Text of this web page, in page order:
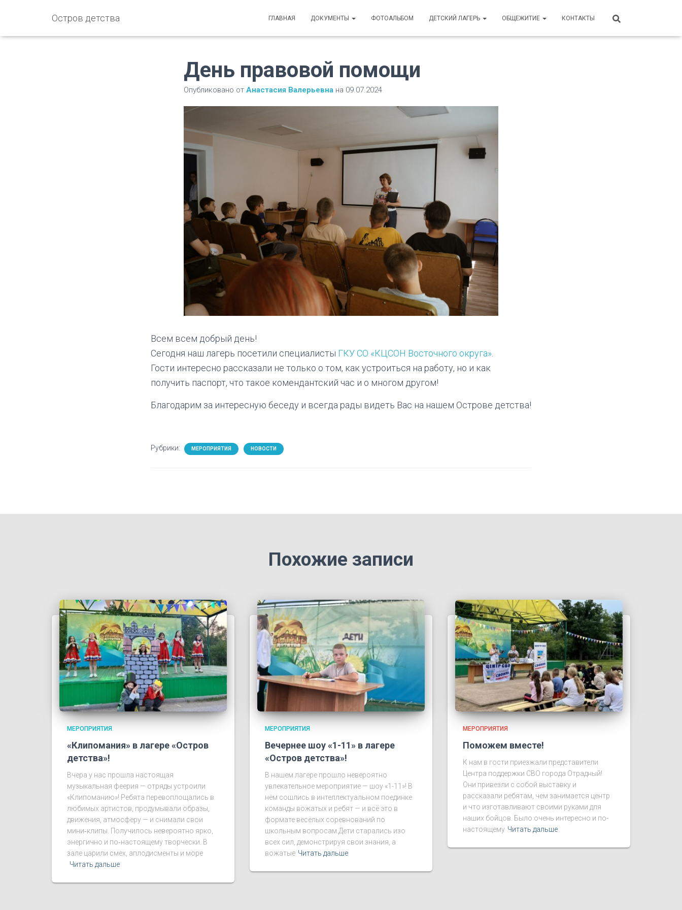
Остров детства ГЛАВНАЯ ДОКУМЕНТЫ ФОТОАЛЬБОМ ДЕТСКИЙ ЛАГЕРЬ ОБЩЕЖИТИЕ КОНТАКТЫ
День правовой помощи
Опубликовано от Анастасия Валерьевнана 09.07.2024
Всем всем добрый день!
Сегодня наш лагерь посетили специалисты ГКУ СО «КЦСОН Восточного округа»
Гости интересно рассказали не только о том, как устроиться на работу, но и как
получить паспорт, что такое комендантский час и о многом другом!
Благодарим за интересную беседу и всегда рады видеть Вас на нашем Острове детства!
Рубрики: МЕРОПРИЯТИЯ НОВОСТИ
Похожие записи
МЕРОПРИЯТИЯ
«Клипомания» в лагере «Остров
детства»!
Вчера у нас прошла настоящая
музыкальная феерия — отряды устроили
«Клипоманию»! Ребята перевоплощались в
любимых артистов, продумывали образы,
движения, атмосферу — и снимали свои
мини‑клипы. Получилось невероятно ярко,
энергично и по‑настоящему творчески. В
зале царили смех, аплодисменты и море
Читать дальше
МЕРОПРИЯТИЯ
Вечернее шоу «1-11» в лагере
«Остров детства»!
В нашем лагере прошло невероятно
увлекательное мероприятие — шоу «1-11»! В
нём сошлись в интеллектуальном поединке
команды вожатых и ребят — и всё это в
формате весёлых соревнований по
школьным вопросам.Дети старались изо
всех сил, демонстрируя свои знания, а
вожатые Читать дальше
МЕРОПРИЯТИЯ
Поможем вместе!
К нам в гости приезжали представители
Центра поддержки СВО города Отрадный!
Они привезли с собой выставку и
рассказали ребятам, чем занимается центр
и что изготавливают своими руками для
наших бойцов. Было очень интересно и по-
настоящему Читать дальше